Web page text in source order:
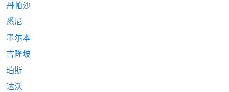
丹帕沙
悉尼
墨尔本
吉隆坡
珀斯
达沃